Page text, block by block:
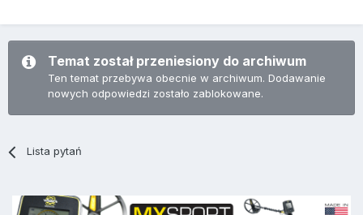
Temat został przeniesiony do archiwum
Ten temat przebywa obecnie w archiwum. Dodawanie
nowych odpowiedzi zostało zablokowane.
Lista pytań